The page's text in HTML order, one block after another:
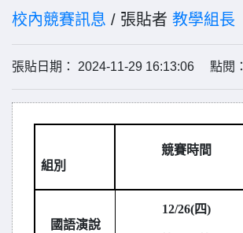
校內競賽訊息 / 張貼者 教學組長
張貼日期： 2024-11-29 16:13:06 點閱：
組別
競賽時間
國語演說
12/26(四)